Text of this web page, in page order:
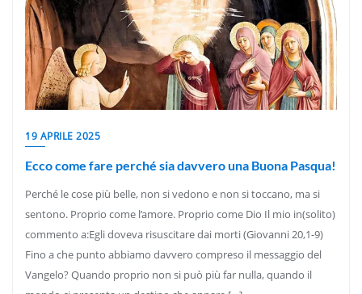
19 APRILE 2025
Ecco come fare perché sia davvero una Buona Pasqua!
Perché le cose più belle, non si vedono e non si toccano, ma si
sentono. Proprio come l’amore. Proprio come Dio Il mio in(solito)
commento a:Egli doveva risuscitare dai morti (Giovanni 20,1-9)
Fino a che punto abbiamo davvero compreso il messaggio del
Vangelo? Quando proprio non si può più far nulla, quando il